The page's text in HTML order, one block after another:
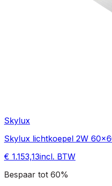
Skylux
Skylux lichtkoepel 2W
€ 1.153,13incl. BTW
Bespaar tot 60%